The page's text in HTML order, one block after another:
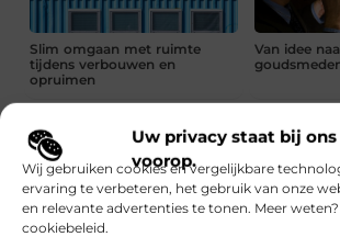
Uw privacy staat bij ons
voorop.
Wij gebruiken cookies en vergelijkbare
ervaring te verbeteren, het gebruik van onze
en relevante advertenties te tonen. Meer weten?
cookiebeleid.
Slim omgaan met ruimte
tijdens verbouwen en
opruimen
Van idee
Koffiemachines voor